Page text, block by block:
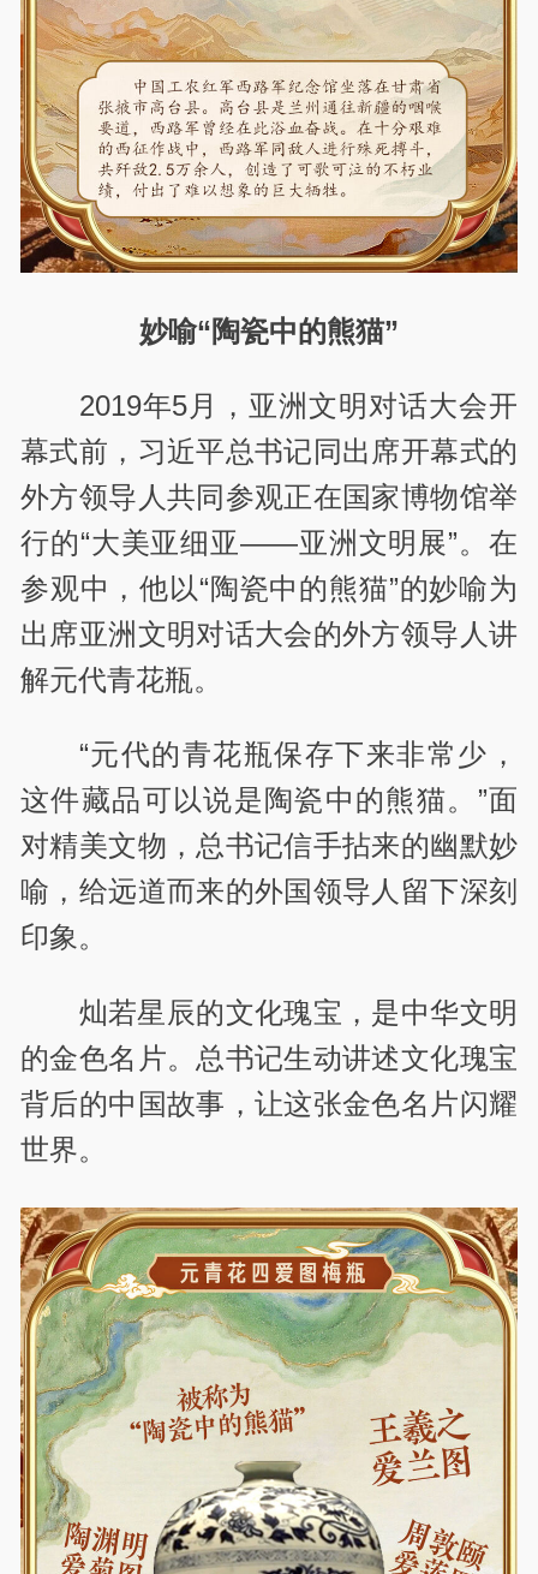
妙喻“陶瓷中的熊猫”
2019年5月，亚洲文明对话大会开
幕式前，习近平总书记同出席开幕式的
外方领导人共同参观正在国家博物馆举
行的“大美亚细亚——亚洲文明展”。在
参观中，他以“陶瓷中的熊猫”的妙喻为
出席亚洲文明对话大会的外方领导人讲
解元代青花瓶。
“元代的青花瓶保存下来非常少，
这件藏品可以说是陶瓷中的熊猫。”面
对精美文物，总书记信手拈来的幽默妙
喻，给远道而来的外国领导人留下深刻
印象。
灿若星辰的文化瑰宝，是中华文明
的金色名片。总书记生动讲述文化瑰宝
背后的中国故事，让这张金色名片闪耀
世界。